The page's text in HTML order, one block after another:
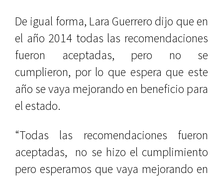
De igual forma, Lara Guerrero dijo que en
el año 2014 todas las recomendaciones
fueron aceptadas, pero no se
cumplieron, por lo que espera que este
año se vaya mejorando en beneficio para
el estado.
“Todas las recomendaciones fueron
aceptadas, no se hizo el cumplimiento
pero esperamos que vaya mejorando en